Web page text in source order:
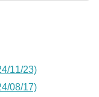
11/23)
08/17)